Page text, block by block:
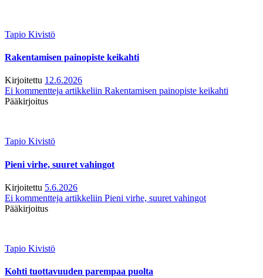
Tapio Kivistö
Rakentamisen painopiste keikahti
Kirjoitettu 12.6.2026
Ei kommentteja artikkeliin Rakentamisen painopiste keikahti
Pääkirjoitus
Tapio Kivistö
Pieni virhe, suuret vahingot
Kirjoitettu 5.6.2026
Ei kommentteja artikkeliin Pieni virhe, suuret vahingot
Pääkirjoitus
Tapio Kivistö
Kohti tuottavuuden parempaa puolta